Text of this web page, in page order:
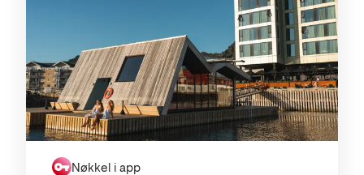
Nøkkel i app